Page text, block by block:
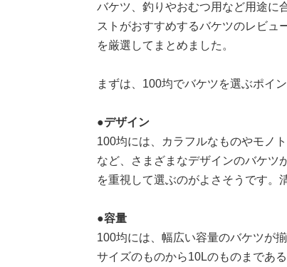
バケツ、釣りやおむつ用など用途に
ストがおすすめするバケツのレビュ
を厳選してまとめました。
まずは、100均でバケツを選ぶポイ
●デザイン
100均には、カラフルなものやモノ
など、さまざまなデザインのバケツ
を重視して選ぶのがよさそうです。
●容量
100均には、幅広い容量のバケツが
サイズのものから10Lのものまであ